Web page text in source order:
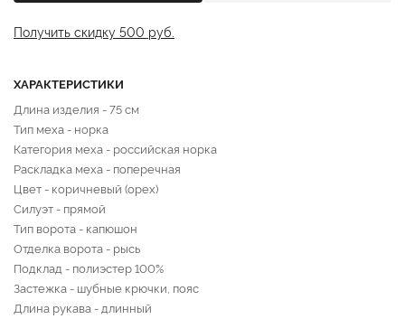
Получить скидку 500 руб.
ХАРАКТЕРИСТИКИ
Длина изделия - 75 см
Тип меха - норка
Категория меха - российская норка
Раскладка меха - поперечная
Цвет - коричневый (орех)
Силуэт - прямой
Тип ворота - капюшон
Отделка ворота - рысь
Подклад - полиэстер 100%
Застежка - шубные крючки, пояс
Длина рукава - длинный